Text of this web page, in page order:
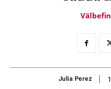
Julia Perez